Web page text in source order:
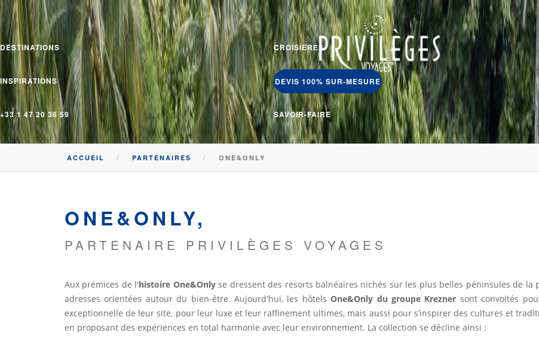
DESTINATIONS CROISIÈRES
INSPIRATIONS DEVIS 100% SUR-MESURE
+33 1 47 20 36 59 SAVOIR-FAIRE
ACCUEIL PARTENAIRES ONE&ONLY
ONE&ONLY,
PARTENAIRE PRIVILÈGES VOYAGES
Aux prémices de l'histoire One&Onlyse dressent des resorts balnéaires nichés sur les plus belles péninsules de la
adresses orientées autour du bien-être. Aujourd'hui, les hôtelsOne&Only du groupe Krezner sont convoités
exceptionnelle de leur site, pour leur luxe et leur raffinement ultimes, mais aussi pour s’inspirer des cultures et
en proposant des expériences en total harmonie avec leur environnement. La collection se décline ainsi :